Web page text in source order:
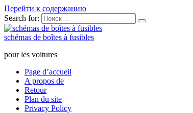
Перейти к содержанию
Search for:
schémas de boîtes à fusibles
pour les voitures
Page d’accueil
A propos de
Retour
Plan du site
Privacy Policy